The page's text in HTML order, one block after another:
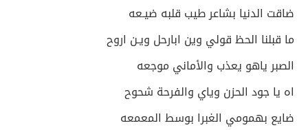
ضاقت الدنيا بشاعر طيب قلبه ضيـعه
ما قبلنا الحظ قولي وين ابارحل ويـن اروح
الصبر ياهو يعذب والأماني موجعه
اه يا جود الحزن وياي والفرحة شحوح
ضايع بهمومي الغبرا بوسط المعمعه